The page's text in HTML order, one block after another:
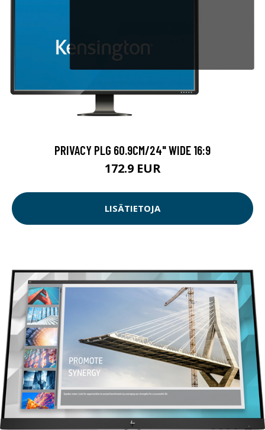
PRIVACY PLG 60.9CM/24" WIDE 16:9
172.9 EUR
LISÄTIETOJA